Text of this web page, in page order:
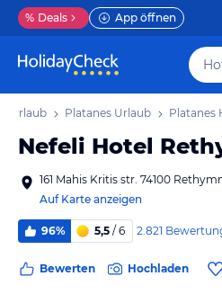
% Deals App öffnen
Urlaub Platanes Urlaub Platanes
Nefeli Hotel
161 Mahis Kritis str. 74100
Auf Karte anzeigen
96% 5,5 / 6 2.821
Bewerten Hochladen